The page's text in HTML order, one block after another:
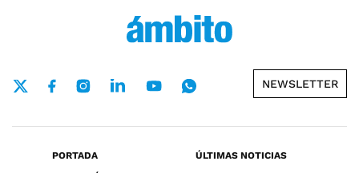
NEWSLETTER
PORTADA
ÚLTIMAS NOTICIAS